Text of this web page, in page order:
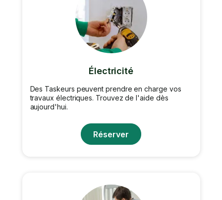
Électricité
Des Taskeurs peuvent prendre en charge vos
travaux électriques. Trouvez de l'aide dès
aujourd'hui.
Réserver